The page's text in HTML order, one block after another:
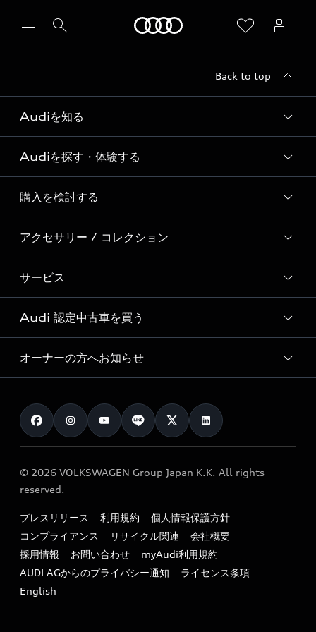
Back to top
Audiを知る
Audi ブランド
Story of Progress
Audi Sport
Formula 1®
デジタルサービス
Audiを探す・体験する
ディーラー検索
新車在庫検索
試乗車・展示車検索
見積り依頼
試乗予約
購入を検討する
モデル一覧
特別仕様モデル / 限定モデル
e-tronラインアップ
価格シミュレーション
車両比較
カタログ一覧
アクセサリー / コレクション
純正アクセサリー
オンラインショップ
Audi collection
アウディナビアプリ
サービス
サービス入庫予約
サービスプログラム
メンテナンス
車検 / 定期点検
e-tronアフターサポート
myAudi
Audi 認定中古車を買う
Audi認定中古車
クオリティ
保証
メンテナンス
ファイナンス
キャンペーン / イベント
買取査定
オーナーの方へお知らせ
お知らせ
オーナー様向けキャンペーン
特定整備適用車一覧
リサイクル法
よくある質問（FAQ）
© 2026 VOLKSWAGEN Group Japan K.K. All rights
reserved.
プレスリリース 利用規約
個人情報保護方針
コンプライアンス
リサイクル関連
会社概要
採用情報
お問い合わせ
myAudi利用規約
AUDI AGからのプライバシー通知
ライセンス条項
English